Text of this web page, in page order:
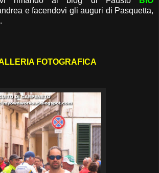
e facendovi gli auguri di Pasquetta,
FOTOGRAFICA